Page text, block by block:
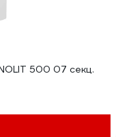
500 07 секц.